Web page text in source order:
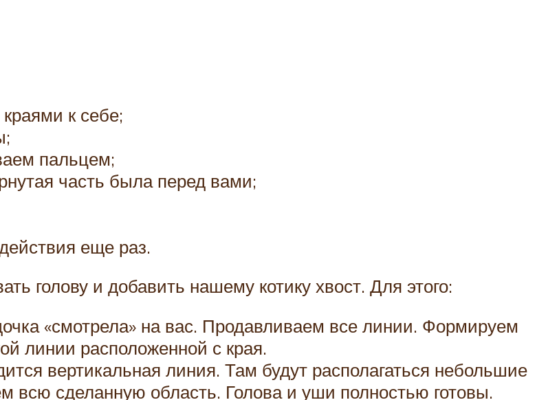
к себе;
пальцем;
часть была перед вами;
еще раз.
голову и добавить нашему котику хвост. Для этого:
«смотрела» на вас. Продавливаем все линии. Формируем
линии расположенной с края.
вертикальная линия. Там будут располагаться небольшие
всю сделанную область. Голова и уши полностью готовы.